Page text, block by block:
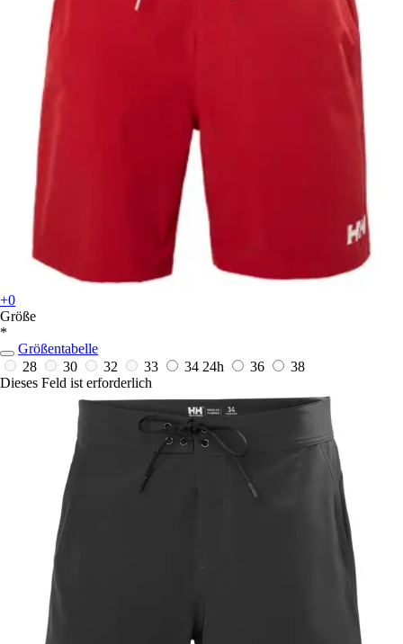
+0
Größe
*
Größentabelle
28
30 32 33 34 24h 36
38
Dieses Feld ist erforderlich